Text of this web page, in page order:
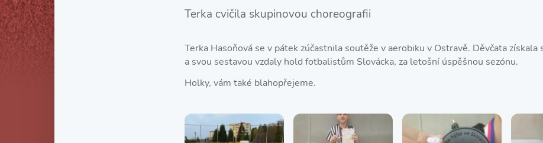
Terka cvičila skupinovou choreografii
Terka Hasoňová se v pátek zúčastnila soutěže v aerobiku v Ostravě. Děvčata
a svou sestavou vzdaly hold fotbalistům Slovácka, za letošní úspěšnou sezónu.
Holky, vám také blahopřejeme.